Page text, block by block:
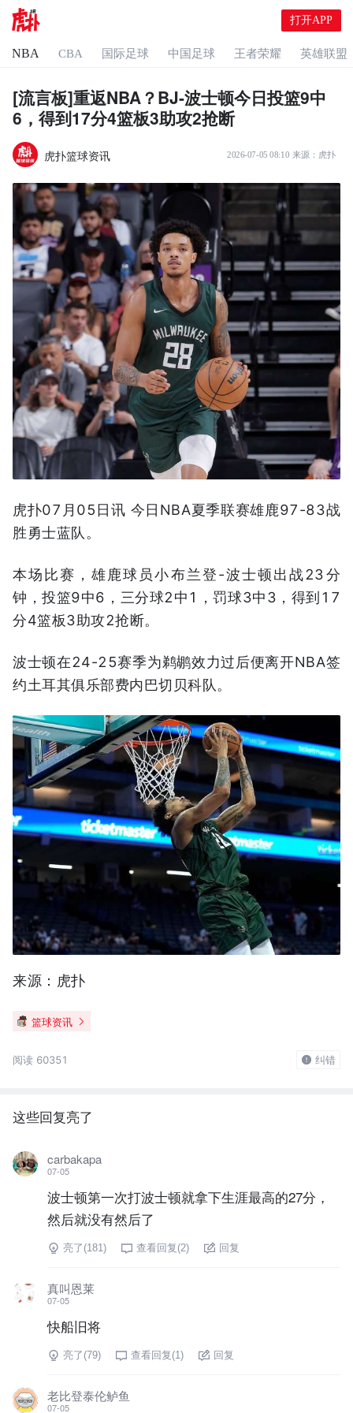
打开APP
NBA CBA 国际足球 中国足球 王者荣耀 英雄联盟
[流言板]重返NBA？BJ-波士顿今日投篮9中
6，得到17分4篮板3助攻2抢断
虎扑篮球资讯 2026-07-05 08:10 来源： 虎扑
虎扑07月05日讯 今日NBA夏季联赛雄鹿97-83战
胜勇士蓝队。
本场比赛，雄鹿球员小布兰登-波士顿出战23分
钟，投篮9中6，三分球2中1，罚球3中3，得到17
分4篮板3助攻2抢断。
波士顿在24-25赛季为鹈鹕效力过后便离开NBA签
约土耳其俱乐部费内巴切贝科队。
来源：虎扑
篮球资讯
阅读 60351 纠错
这些回复亮了
carbakapa
07-05
波士顿第一次打波士顿就拿下生涯最高的27分，
然后就没有然后了
亮了(181) 查看回复(2) 回复
真叫恩莱
07-05
快船旧将
亮了(79) 查看回复(1) 回复
老比登泰伦鲈鱼
07-05